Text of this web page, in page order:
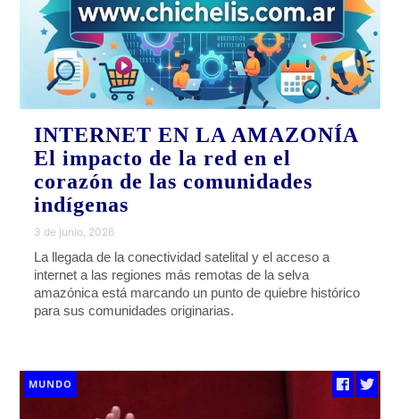
INTERNET EN LA AMAZONÍA
El impacto de la red en el
corazón de las comunidades
indígenas
3 de junio, 2026
La llegada de la conectividad satelital y el acceso a
internet a las regiones más remotas de la selva
amazónica está marcando un punto de quiebre histórico
para sus comunidades originarias.
MUNDO